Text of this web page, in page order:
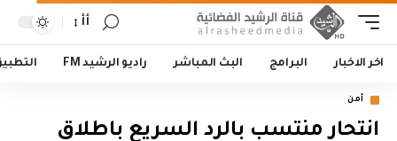
أأ
اخر الاخبار البرامج البث المباشر راديو الرشيد FM
أمن
انتحار منتسب بالرد السريع باطلاق